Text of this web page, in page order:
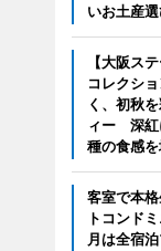
いお土産
【大阪ス
コレクシ
く、初秋
ィー 深紅
種の食感
客室で本
トコンド
月は全宿